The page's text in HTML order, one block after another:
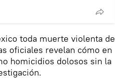
toda muerte violenta de
oficiales revelan cómo en
homicidios dolosos sin la